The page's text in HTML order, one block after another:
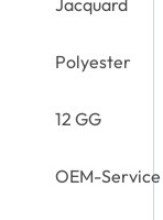
Polyester
12 GG
OEM-Service